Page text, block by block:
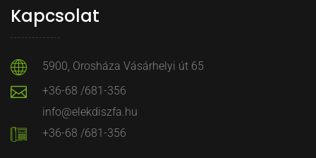
Kapcsolat
5900, Orosháza Vásárhelyi út 65
+36-68 /681-356
info@elekdiszfa.hu
+36-68 /681-356